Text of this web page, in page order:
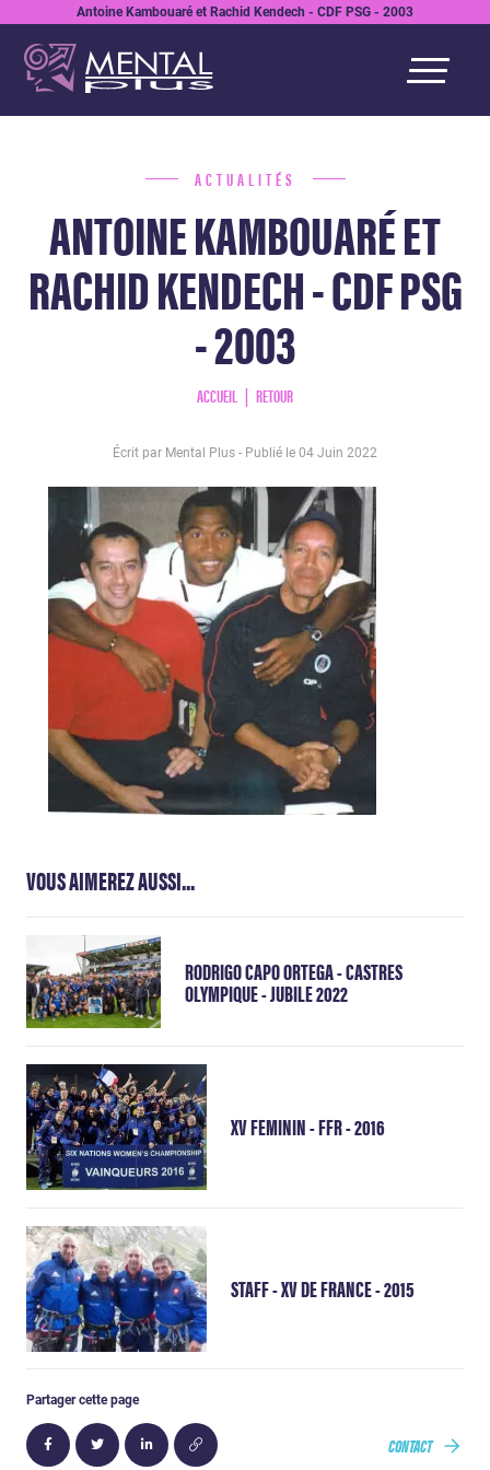
Antoine Kambouaré et Rachid Kendech - CDF PSG - 2003
ACTUALITÉS
ANTOINE KAMBOUARÉ ET
RACHID KENDECH - CDF PSG
- 2003
ACCUEIL RETOUR
Écrit par Mental Plus - Publié le 04 Juin 2022
VOUS AIMEREZ AUSSI...
RODRIGO CAPO ORTEGA - CASTRES
OLYMPIQUE - JUBILE 2022
XV FEMININ - FFR - 2016
STAFF - XV DE FRANCE - 2015
Partager cette page
CONTACT